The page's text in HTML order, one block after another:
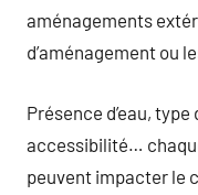
aménagements
d’aménagement ou
Présence d’eau,
accessibilité…
peuvent impacter le